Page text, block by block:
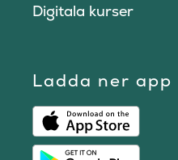
Digitala kurser
Ladda ner app